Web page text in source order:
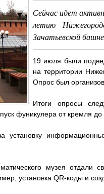
Сейчас идет
летию
Зачатьевской
19 июля были
на территории
Опрос был
Итоги опросы
фуникулера от кремля
установку
музея
установка QR-коды и